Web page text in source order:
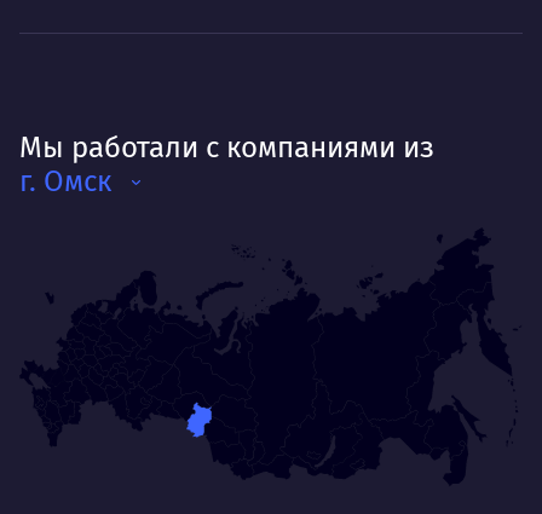
Мы работали с компаниями из
г. Омск